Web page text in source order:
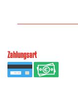
Zahlungsart